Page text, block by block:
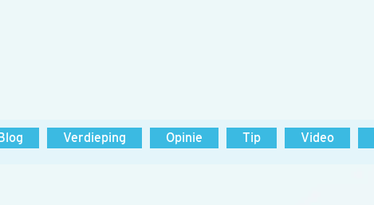
Verdieping Opinie Tip Video